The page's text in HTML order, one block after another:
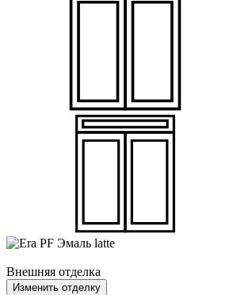
Внешняя отделка
Изменить отделку